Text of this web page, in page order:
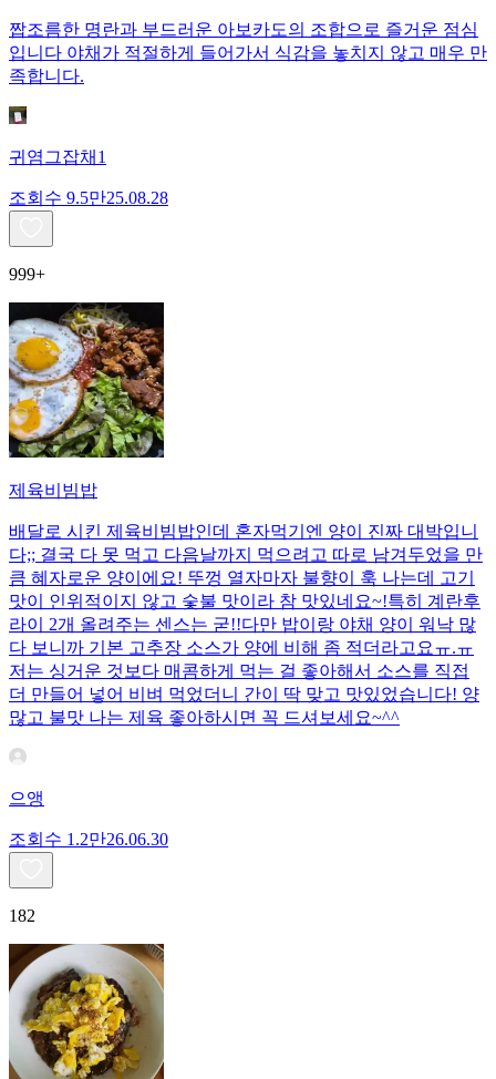
짭조름한 명란과 부드러운 아보카도의 조합으로 즐거운 점심
입니다 야채가 적절하게 들어가서 식감을 놓치지 않고 매우 만
족합니다.
귀염그잡채1
조회수 9.5만25.08.28
999+
제육비빔밥
배달로 시킨 제육비빔밥인데 혼자먹기엔 양이 진짜 대박입니
다;; 결국 다 못 먹고 다음날까지 먹으려고 따로 남겨두었을 만
큼 혜자로운 양이에요! 뚜껑 열자마자 불향이 훅 나는데 고기
맛이 인위적이지 않고 숯불 맛이라 참 맛있네요~!특히 계란후
라이 2개 올려주는 센스는 굳!! ​다만 밥이랑 야채 양이 워낙 많
다 보니까 기본 고추장 소스가 양에 비해 좀 적더라고요ㅠ.ㅠ
저는 싱거운 것보다 매콤하게 먹는 걸 좋아해서 소스를 직접
더 만들어 넣어 비벼 먹었더니 간이 딱 맞고 맛있었습니다! 양
많고 불맛 나는 제육 좋아하시면 꼭 드셔보세요~^^
으앵
조회수 1.2만26.06.30
182